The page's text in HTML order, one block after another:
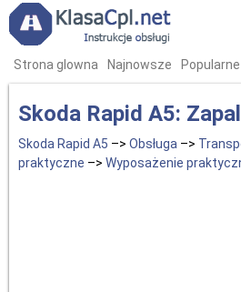
Strona glowna Najnowsze Popularne
Skoda Rapid A5:
Skoda Rapid A5 –> Obsługa –>
praktyczne –> Wyposażenie